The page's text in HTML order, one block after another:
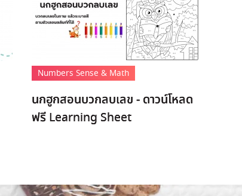
Numbers Sense & Math
นกฮูกสอนบวกลบเลข - ดาวน์โหลด
ฟรี Learning Sheet